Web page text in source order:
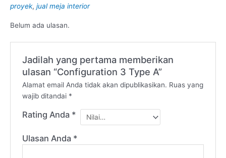
proyek, jual meja interior
Belum ada ulasan.
Jadilah yang pertama memberikan
ulasan “Configuration 3 Type A”
Alamat email Anda tidak akan dipublikasikan. Ruas yang
wajib ditandai *
Rating Anda *
Ulasan Anda *